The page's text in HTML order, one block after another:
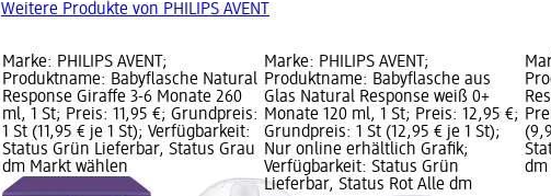
Weitere Produkte von PHILIPS AVENT
Marke: PHILIPS AVENT;
Produktname: Babyflasche Natural
Response Giraffe 3-6 Monate 260
ml, 1 St; Preis: 11,95 €; Grundpreis:
1 St (11,95 € je 1 St); Verfügbarkeit:
Status Grün Lieferbar, Status Grau
dm Markt wählen
Marke: PHILIPS AVENT;
Produktname: Babyflasche aus
Glas Natural Response weiß 0+
Monate 120 ml, 1 St; Preis: 12,95 €;
Grundpreis: 1 St (12,95 € je 1 St);
Nur online erhältlich Grafik;
Verfügbarkeit: Status Grün
Lieferbar, Status Rot Alle dm
dm